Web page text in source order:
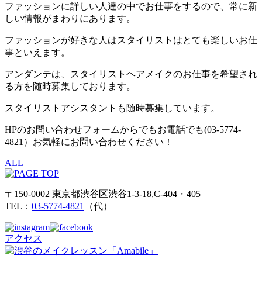
ファッションに詳しい人達の中でお仕事をするので、常に新
しい情報がまわりにあります。
ファッションが好きな人はスタイリストはとても楽しいお仕
事といえます。
アンダンテは、スタイリストヘアメイクのお仕事を希望され
る方を随時募集しております。
スタイリストアシスタントも随時募集しています。
HPのお問い合わせフォームからでもお電話でも(03-5774-
4821）お気軽にお問い合わせください！
ALL
〒150-0002 東京都渋谷区渋谷1-3-18,C-404・405
TEL： 03-5774-4821 （代）
アクセス